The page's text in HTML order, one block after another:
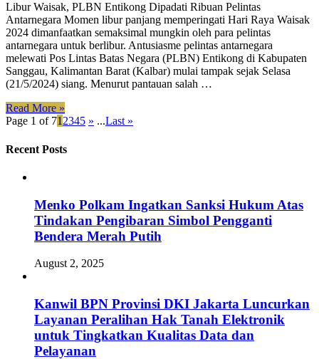
Libur Waisak, PLBN Entikong Dipadati Ribuan Pelintas
Antarnegara Momen libur panjang memperingati Hari Raya Waisak
2024 dimanfaatkan semaksimal mungkin oleh para pelintas
antarnegara untuk berlibur. Antusiasme pelintas antarnegara
melewati Pos Lintas Batas Negara (PLBN) Entikong di Kabupaten
Sanggau, Kalimantan Barat (Kalbar) mulai tampak sejak Selasa
(21/5/2024) siang. Menurut pantauan salah …
Read More »
Page 1 of 712345 » ...Last »
Recent Posts
Menko Polkam Ingatkan Sanksi Hukum Atas
Tindakan Pengibaran Simbol Pengganti
Bendera Merah Putih
August 2, 2025
Kanwil BPN Provinsi DKI Jakarta Luncurkan
Layanan Peralihan Hak Tanah Elektronik
untuk Tingkatkan Kualitas Data dan
Pelayanan